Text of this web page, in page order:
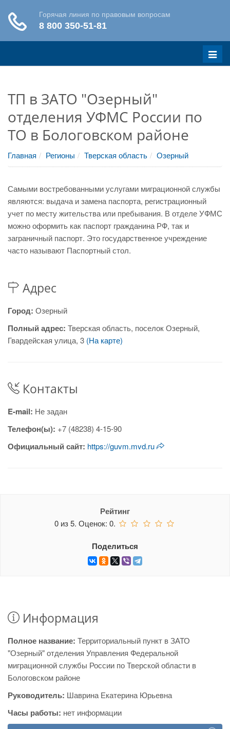
Меню
ТП в ЗАТО "Озерный"
отделения УФМС России по
ТО в Бологовском районе
Главная Регионы Тверская область Озерный
Самыми востребованными услугами миграционной службы
являются: выдача и замена паспорта, регистрационный
учет по месту жительства или пребывания. В отделе УФМС
можно оформить как паспорт гражданина РФ, так и
заграничный паспорт. Это государственное учреждение
часто называют Паспортный стол.
Адрес
Город: Озерный
Полный адрес: Тверская область, поселок Озерный,
Гвардейская улица, 3 (На карте)
Контакты
E-mail: Не задан
Телефон(ы): +7 (48238) 4-15-90
Официальный сайт: https://guvm.mvd.ru
Рейтинг
0 из5. Оценок:0.
Поделиться
Информация
Полное название: Территориальный пункт в ЗАТО
"Озерный" отделения Управления Федеральной
миграционной службы России по Тверской области в
Бологовском районе
Руководитель: Шаврина Екатерина Юрьевна
Часы работы: нет информации